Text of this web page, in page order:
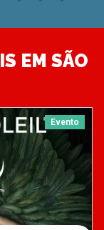
EM SÃO
Evento